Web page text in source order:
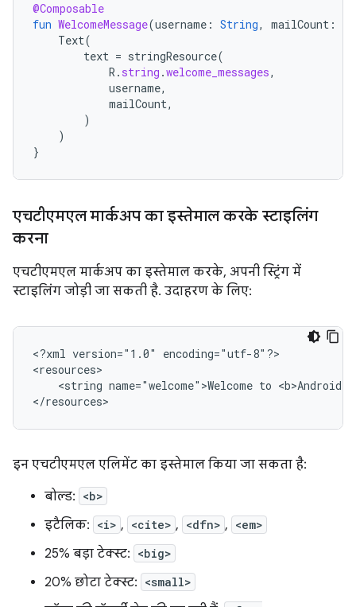
@Composable
fun WelcomeMessage(username : String, mailCount :
Text(
text = stringResource(
R . string .welcome_messages,
username,
mailCount,
)
)
}
एचटीएमएल मार्कअप का इस्तेमाल करके स्टाइलिंग
करना
एचटीएमएल मार्कअप का इस्तेमाल करके, अपनी स्ट्रिंग में
स्टाइलिंग जोड़ी जा सकती है. उदाहरण के लिए:
<?xml version="1.0"
encoding="utf-8"?>
<string name="welcome">Welcome to
</resources>
इन एचटीएमएल एलिमेंट का इस्तेमाल किया जा सकता है:
बोल्ड: <b>
इटैलिक: <i> , <cite> , <dfn> , <em>
25% बड़ा टेक्स्ट: <big>
20% छोटा टेक्स्ट: <small>